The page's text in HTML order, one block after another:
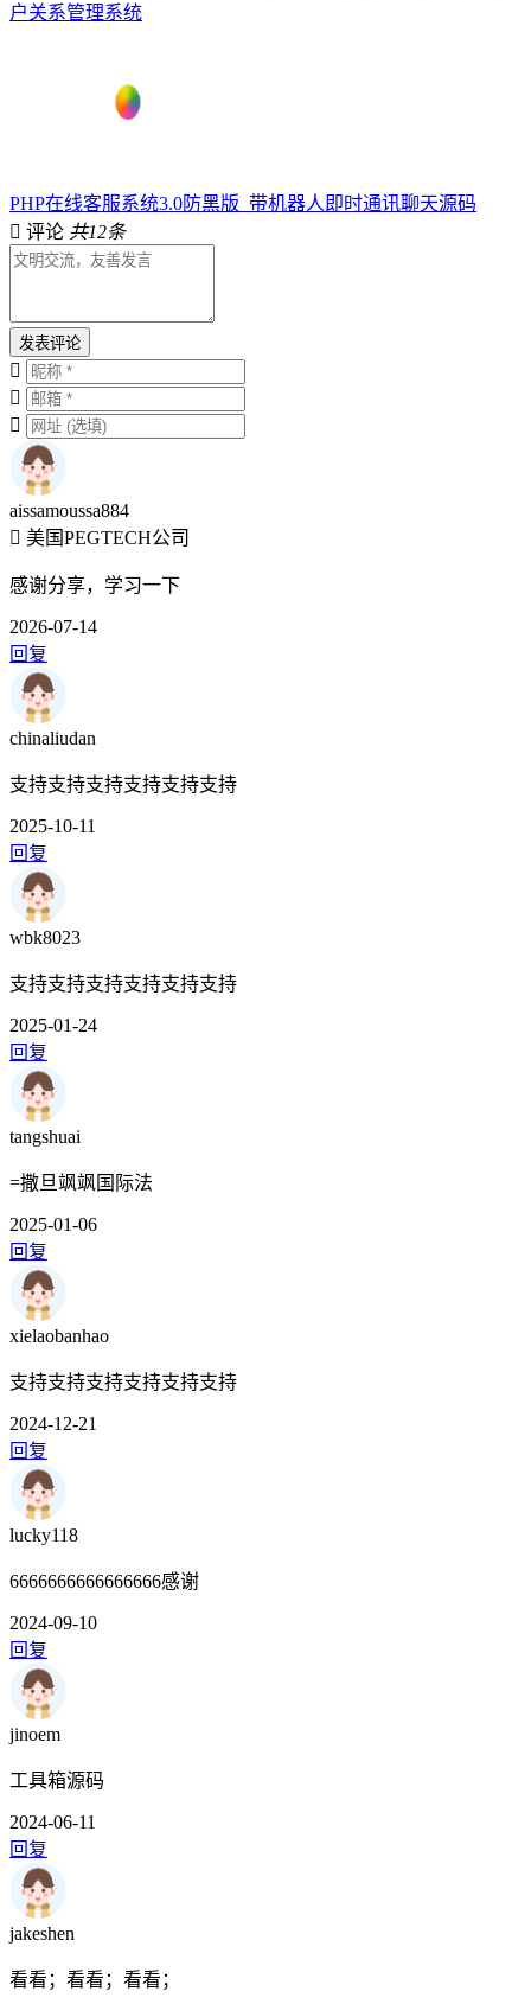
户关系管理系统
PHP在线客服系统3.0防黑版_带机器人即时通讯聊天源码
评论 共12条
发表评论
aissamoussa884
美国PEGTECH公司
感谢分享，学习一下
2026-07-14
回复
chinaliudan
支持支持支持支持支持支持
2025-10-11
回复
wbk8023
支持支持支持支持支持支持
2025-01-24
回复
tangshuai
=撒旦飒飒国际法
2025-01-06
回复
xielaobanhao
支持支持支持支持支持支持
2024-12-21
回复
lucky118
6666666666666666感谢
2024-09-10
回复
jinoem
工具箱源码
2024-06-11
回复
jakeshen
看看；看看；看看；